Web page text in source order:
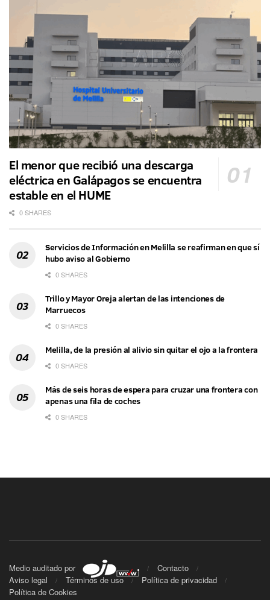
El menor que recibió una descarga
eléctrica en Galápagos se encuentra
estable en el HUME
0 SHARES
Servicios de Información en Melilla se reafirman en que sí
hubo aviso al Gobierno
0 SHARES
Trillo y Mayor Oreja alertan de las intenciones de
Marruecos
0 SHARES
Melilla, de la presión al alivio sin quitar el ojo a la frontera
0 SHARES
Más de seis horas de espera para cruzar una frontera con
apenas una fila de coches
0 SHARES
Medio auditado por
Contacto
Aviso legal
Términos de uso
Política de privacidad
Política de Cookies